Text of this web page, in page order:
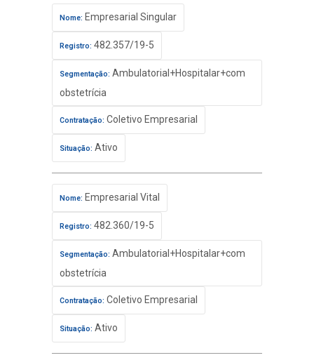
Nome: Empresarial Singular
Registro: 482.357/19-5
Segmentação: Ambulatorial+Hospitalar+com
obstetrícia
Contratação: Coletivo Empresarial
Situação: Ativo
Nome: Empresarial Vital
Registro: 482.360/19-5
Segmentação: Ambulatorial+Hospitalar+com
obstetrícia
Contratação: Coletivo Empresarial
Situação: Ativo